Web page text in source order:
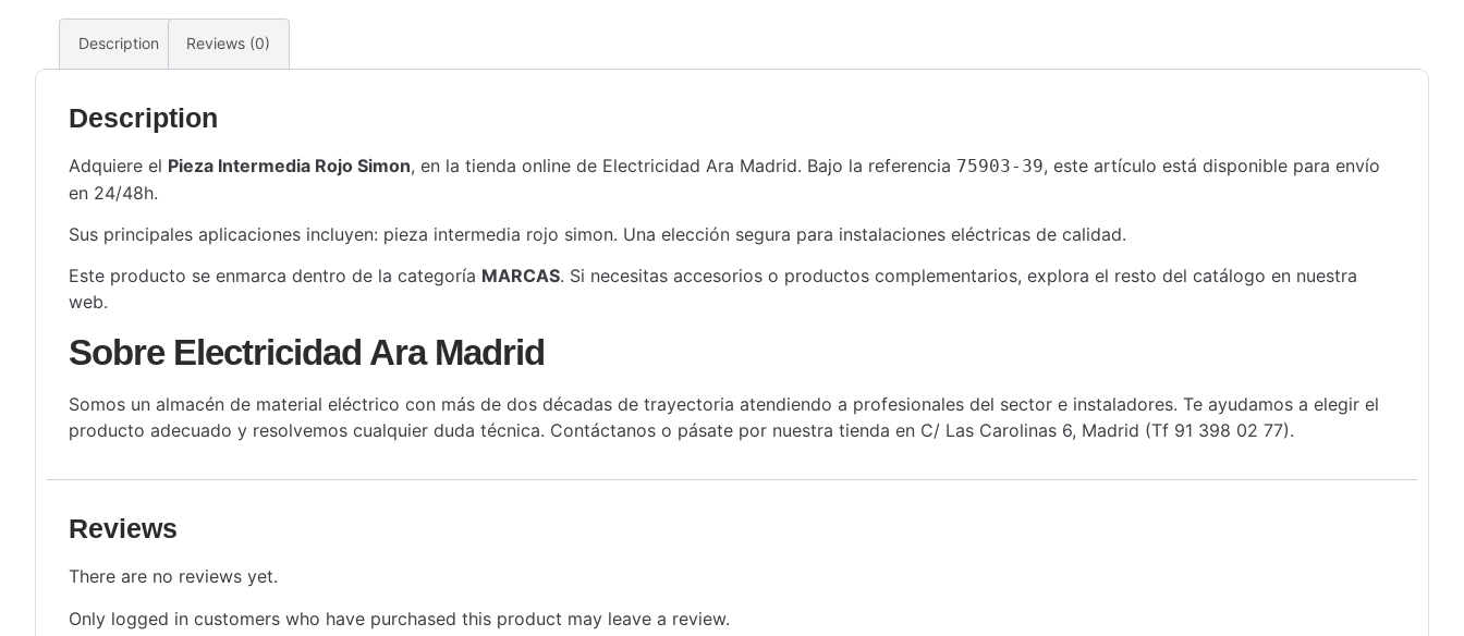
Description Reviews (0)
Description
Adquiere el Pieza Intermedia Rojo Simon, en la tienda online de Electricidad Ara Madrid. Bajo la referencia 75903-39, este artículo está disponible para envío
en 24/48h.
Sus principales aplicaciones incluyen: pieza intermedia rojo simon. Una elección segura para instalaciones eléctricas de calidad.
Este producto se enmarca dentro de la categoría MARCAS. Si necesitas accesorios o productos complementarios, explora el resto del catálogo en nuestra
web.
Sobre Electricidad Ara Madrid
Somos un almacén de material eléctrico con más de dos décadas de trayectoria atendiendo a profesionales del sector e instaladores. Te ayudamos a elegir el
producto adecuado y resolvemos cualquier duda técnica. Contáctanos o pásate por nuestra tienda en C/ Las Carolinas 6, Madrid (Tf 91 398 02 77).
Reviews
There are no reviews yet.
Only logged in customers who have purchased this product may leave a review.